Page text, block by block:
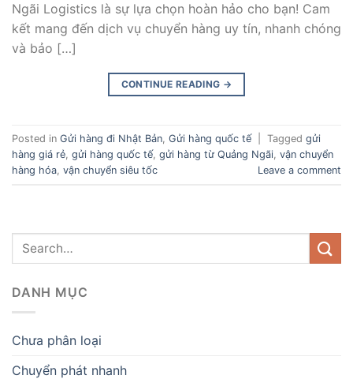
Ngãi Logistics là sự lựa chọn hoàn hảo cho bạn! Cam
kết mang đến dịch vụ chuyển hàng uy tín, nhanh chóng
và bảo […]
CONTINUE READING →
Posted in Gửi hàng đi Nhật Bản Gửi hàng quốc tế Tagged gửi
hàng giá rẻ gửi hàng quốc tế, gửi hàng từ Quảng Ngãi vận chuyển
hàng hóa vận chuyển siêu tốc Leave a comment
DANH MỤC
Chưa phân loại
Chuyển phát nhanh